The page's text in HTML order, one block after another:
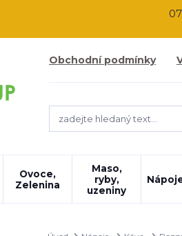
Obchodní podmínky
Ovoce,
Zelenina
Maso,
ryby,
uzeniny